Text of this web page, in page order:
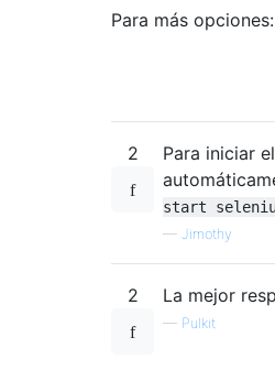
Para más opciones:
2
Para iniciar
start
— Jimothy
2 La mejor
— Pulkit